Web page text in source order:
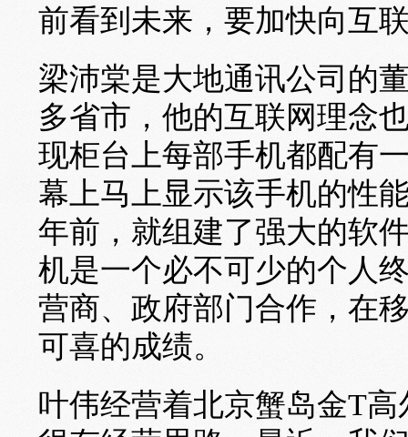
前看到未来，要加快向互
梁沛棠是大地通讯公司的
多省市，他的互联网理念
现柜台上每部手机都配有
幕上马上显示该手机的性
年前，就组建了强大的软
机是一个必不可少的个人
营商、政府部门合作，在
可喜的成绩。
叶伟经营着北京蟹岛金T